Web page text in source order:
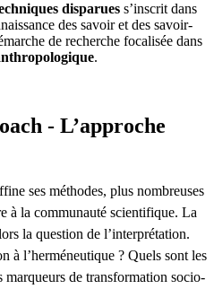
disparues s’inscrit dans
des savoir et des savoir-
de recherche focalisée dans
.
- L’approche
ses méthodes, plus nombreuses
à la communauté scientifique. La
la question de l’interprétation.
à l’herméneutique ? Quels sont les
marqueurs de transformation socio-